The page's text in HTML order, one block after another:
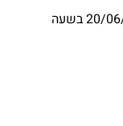
20/06/2024 בשעה